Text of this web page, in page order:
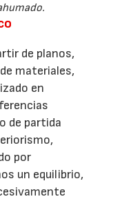
de planos,
materiales,
en
de partida
por
un equilibrio,